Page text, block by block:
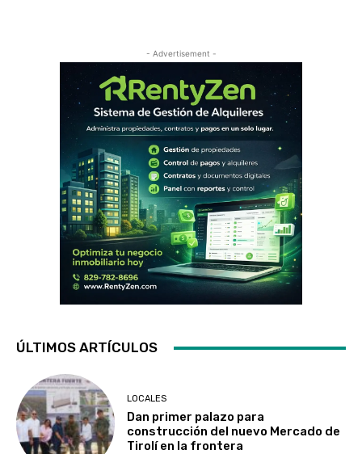
- Advertisement -
ÚLTIMOS ARTÍCULOS
LOCALES
Dan primer palazo para
construcción del nuevo Mercado de
Tirolí en la frontera